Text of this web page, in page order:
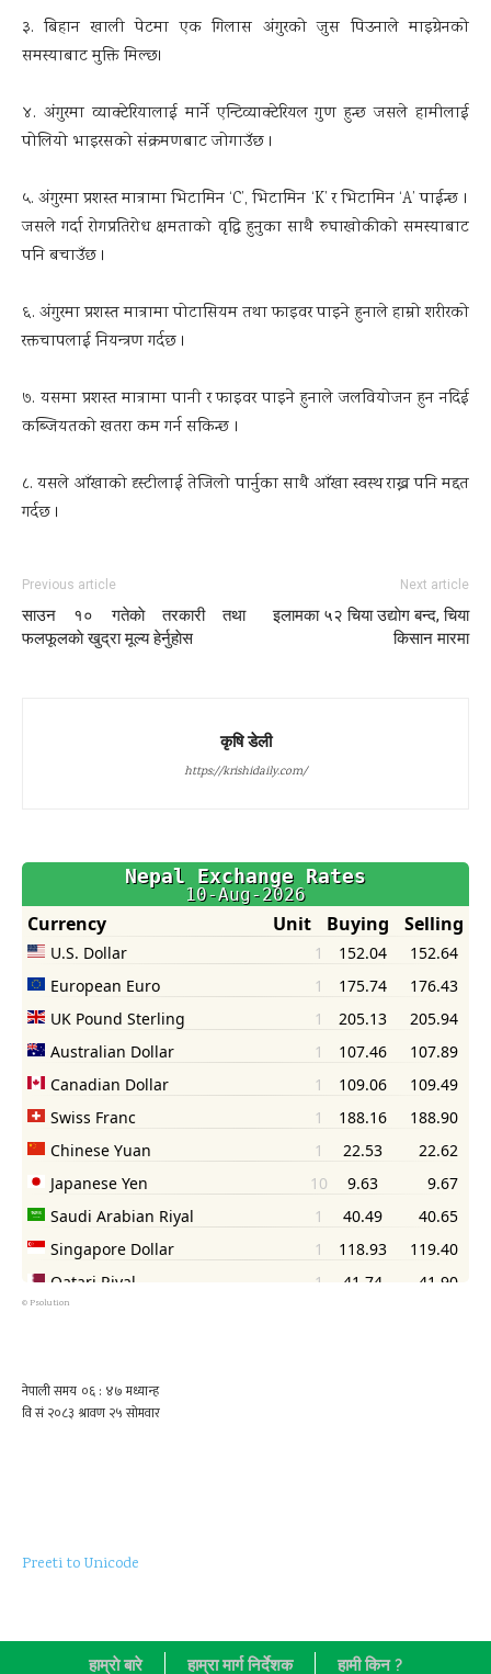
३. बिहान खाली पेटमा एक गिलास अंगुरको जुस पिउनाले माइग्रेनको
समस्याबाट मुक्ति मिल्छ।
४. अंगुरमा व्याक्टेरियालाई मार्ने एन्टिव्याक्टेरियल गुण हुन्छ जसले हामीलाई
पोलियो भाइरसको संक्रमणबाट जोगाउँछ ।
५. अंगुरमा प्रशस्त मात्रामा भिटामिन ‘C’, भिटामिन ‘K’ र भिटामिन ‘A’ पाईन्छ ।
जसले गर्दा रोगप्रतिरोध क्षमताको वृद्धि हुनुका साथै रुघाखोकीको समस्याबाट
पनि बचाउँछ ।
६. अंगुरमा प्रशस्त मात्रामा पोटासियम तथा फाइवर पाइने हुनाले हाम्रो शरीरको
रक्तचापलाई नियन्त्रण गर्दछ ।
७. यसमा प्रशस्त मात्रामा पानी र फाइवर पाइने हुनाले जलवियोजन हुन नदिई
कब्जियतको खतरा कम गर्न सकिन्छ ।
८. यसले आँखाको दृस्टीलाई तेजिलो पार्नुका साथै आँखा स्वस्थ राख्न पनि मद्दत
गर्दछ ।
Previous article
साउन १० गतेकाे तरकारी तथा
फलफूलकाे खुद्रा मूल्य हेर्नुहाेस
Next article
इलामका ५२ चिया उद्याेग बन्द, चिया
किसान मारमा
कृषि डेली
https://krishidaily.com/
© Psolution
Preeti to Unicode
हाम्राे बारे हाम्रा मार्ग निर्देशक हामी किन ?